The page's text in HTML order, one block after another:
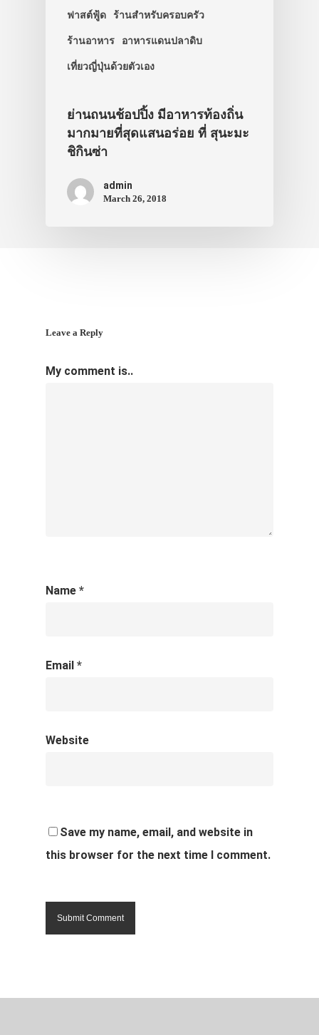
ฟาสต์ฟู้ด ร้านสำหรับครอบครัว
ร้านอาหาร อาหารแดนปลาดิบ
เที่ยวญี่ปุ่นด้วยตัวเอง
ย่านถนนช้อปปิ้ง มีอาหารท้องถิ่น
มากมายที่สุดแสนอร่อย ที่ สุนะมะ
ชิกินซ่า
admin
March 26, 2018
Leave a Reply
My comment is..
Name *
Email *
Website
Save my name, email, and website in
this browser for the next time I comment.